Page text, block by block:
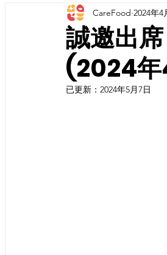
誠邀出
(2024
CareFood 2024年4
已更新： 2024年5月7日